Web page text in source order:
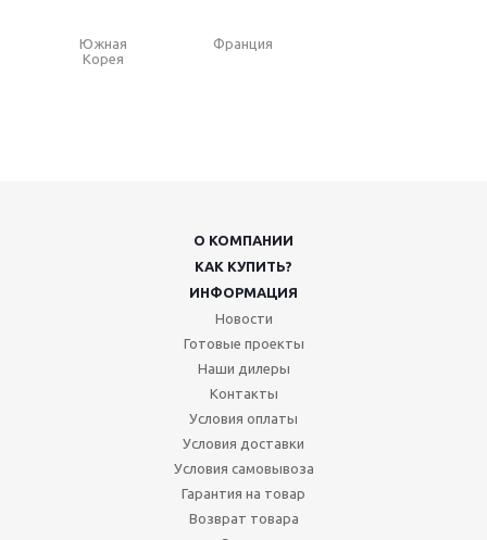
Южная
Корея
Франция
О КОМПАНИИ
КАК КУПИТЬ?
ИНФОРМАЦИЯ
Новости
Готовые проекты
Наши дилеры
Контакты
Условия оплаты
Условия доставки
Условия самовывоза
Гарантия на товар
Возврат товара